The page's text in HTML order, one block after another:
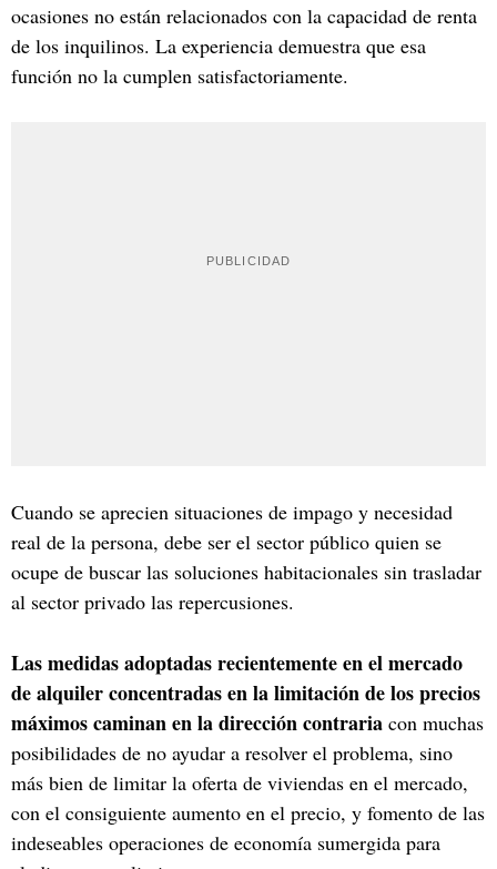
ocasiones no están relacionados con la capacidad de renta
de los inquilinos. La experiencia demuestra que esa
función no la cumplen satisfactoriamente.
Cuando se aprecien situaciones de impago y necesidad
real de la persona, debe ser el sector público quien se
ocupe de buscar las soluciones habitacionales sin trasladar
al sector privado las repercusiones.
Las medidas adoptadas recientemente en el mercado
de alquiler concentradas en la limitación de los precios
máximos caminan en la dirección contraria con muchas
posibilidades de no ayudar a resolver el problema, sino
más bien de limitar la oferta de viviendas en el mercado,
con el consiguiente aumento en el precio, y fomento de las
indeseables operaciones de economía sumergida para